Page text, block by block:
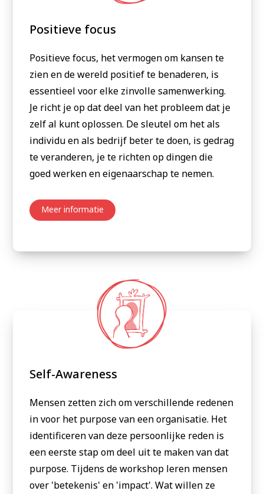
Positieve focus
Positieve focus, het vermogen om kansen te
zien en de wereld positief te benaderen, is
essentieel voor elke zinvolle samenwerking.
Je richt je op dat deel van het probleem dat je
zelf al kunt oplossen. De sleutel om het als
individu en als bedrijf beter te doen, is gedrag
te veranderen, je te richten op dingen die
goed werken en eigenaarschap te nemen.
Meer informatie
Self-Awareness
Mensen zetten zich om verschillende redenen
in voor het purpose van een organisatie. Het
identificeren van deze persoonlijke reden is
een eerste stap om deel uit te maken van dat
purpose. Tijdens de workshop leren mensen
over 'betekenis' en 'impact'. Wat willen ze